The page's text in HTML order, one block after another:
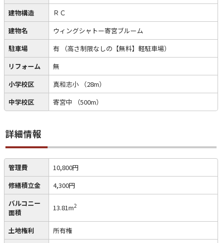
建物構造
ＲＣ
建物名
ウィングシャトー寄宮ブルーム
駐車場
有
（高さ制限なしの【無料】軽駐車場）
リフォーム
無
小学校区
真和志小
（28m）
中学校区
寄宮中 （500m）
詳細情報
管理費
10,800円
修繕積立金
4,300円
バルコニー
面積
13.81m2
土地権利
所有権